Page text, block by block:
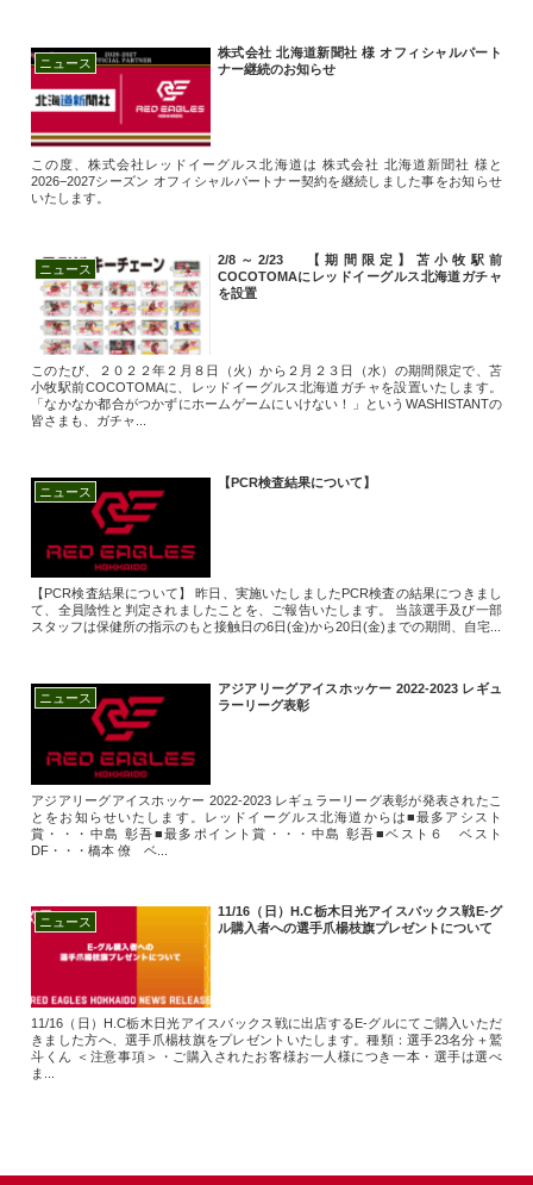
ニュース
株式会社 北海道新聞社 様 オフィシャルパート
ナー継続のお知らせ
この度、株式会社レッドイーグルス北海道は 株式会社 北海道新聞社 様と
2026−2027シーズン オフィシャルパートナー契約を継続しました事をお知らせ
いたします。
ニュース
2/8～2/23 【期間限定】苫小牧駅前
COCOTOMAにレッドイーグルス北海道ガチャ
を設置
このたび、２０２２年２月８日（火）から２月２３日（水）の期間限定で、苫
小牧駅前COCOTOMAに、レッドイーグルス北海道ガチャを設置いたします。
「なかなか都合がつかずにホームゲームにいけない！」というWASHISTANTの
皆さまも、ガチャ...
ニュース
【PCR検査結果について】
【PCR検査結果について】 昨日、実施いたしましたPCR検査の結果につきまし
て、全員陰性と判定されましたことを、ご報告いたします。 当該選手及び一部
スタッフは保健所の指示のもと接触日の6日(金)から20日(金)までの期間、自宅...
ニュース
アジアリーグアイスホッケー 2022-2023 レギュ
ラーリーグ表彰
アジアリーグアイスホッケー 2022-2023 レギュラーリーグ表彰が発表されたこ
とをお知らせいたします。レッドイーグルス北海道からは■最多アシスト
賞・・・中島 彰吾■最多ポイント賞・・・中島 彰吾■ベスト６ ベスト
DF・・・橋本 僚 ベ...
ニュース
11/16（日）H.C栃木日光アイスバックス戦E-グ
ル購入者への選手爪楊枝旗プレゼントについて
11/16（日）H.C栃木日光アイスバックス戦に出店するE-グルにてご購入いただ
きました方へ、選手爪楊枝旗をプレゼントいたします。種類：選手23名分＋鷲
斗くん ＜注意事項＞・ご購入されたお客様お一人様につき一本・選手は選べ
ま...